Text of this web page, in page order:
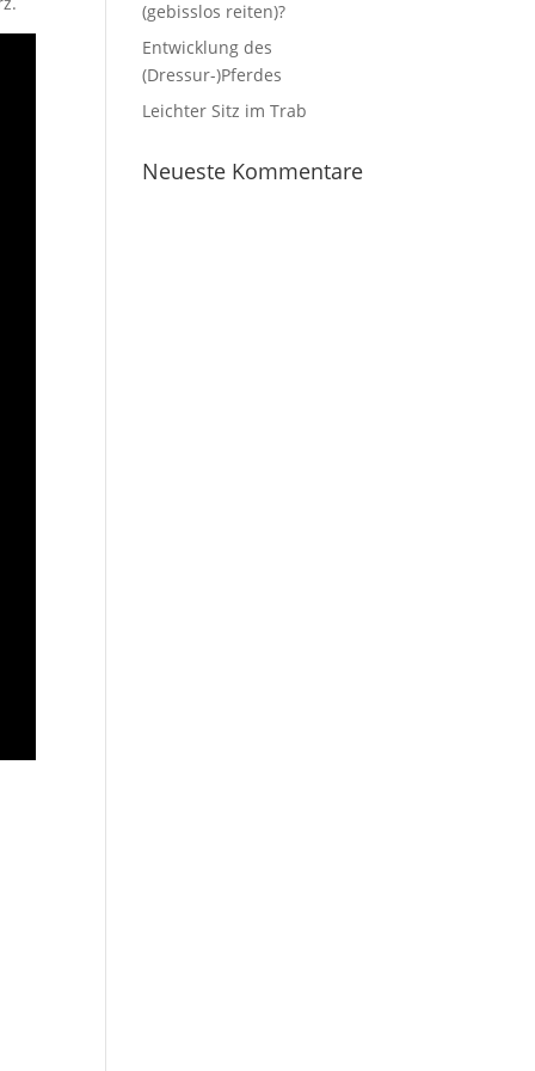
(gebisslos reiten)?
Entwicklung des
(Dressur-)Pferdes
Leichter Sitz im Trab
Neueste Kommentare